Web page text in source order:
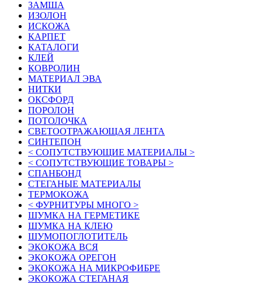
ЗАМША
ИЗОЛОН
ИСКОЖА
КАРПЕТ
КАТАЛОГИ
КЛЕЙ
КОВРОЛИН
МАТЕРИАЛ ЭВА
НИТКИ
ОКСФОРД
ПОРОЛОН
ПОТОЛОЧКА
СВЕТООТРАЖАЮЩАЯ ЛЕНТА
СИНТЕПОН
< СОПУТСТВУЮЩИЕ МАТЕРИАЛЫ >
< СОПУТСТВУЮЩИЕ ТОВАРЫ >
СПАНБОНД
СТЕГАНЫЕ МАТЕРИАЛЫ
ТЕРМОКОЖА
< ФУРНИТУРЫ МНОГО >
ШУМКА НА ГЕРМЕТИКЕ
ШУМКА НА КЛЕЮ
ШУМОПОГЛОТИТЕЛЬ
ЭКОКОЖА ВСЯ
ЭКОКОЖА ОРЕГОН
ЭКОКОЖА НА МИКРОФИБРЕ
ЭКОКОЖА СТЕГАНАЯ